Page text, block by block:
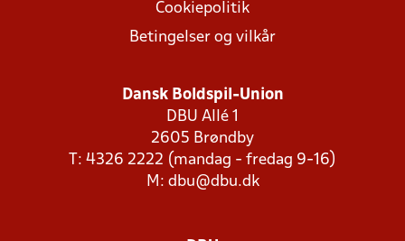
Cookiepolitik
Betingelser og vilkår
Dansk Boldspil-Union
DBU Allé 1
2605 Brøndby
T: 4326 2222 (mandag - fredag 9-16)
M: dbu@dbu.dk